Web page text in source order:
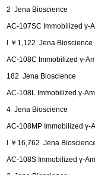
2 Jena Bioscience
AC-107SC Immobilized γ-
l ￥1,122 Jena Bioscience
AC-108C Immobilized γ-
182 Jena Bioscience
AC-108L Immobilized γ-
4 Jena Bioscience
AC-108MP Immobilized γ-
l ￥16,762 Jena
AC-108S Immobilized γ-